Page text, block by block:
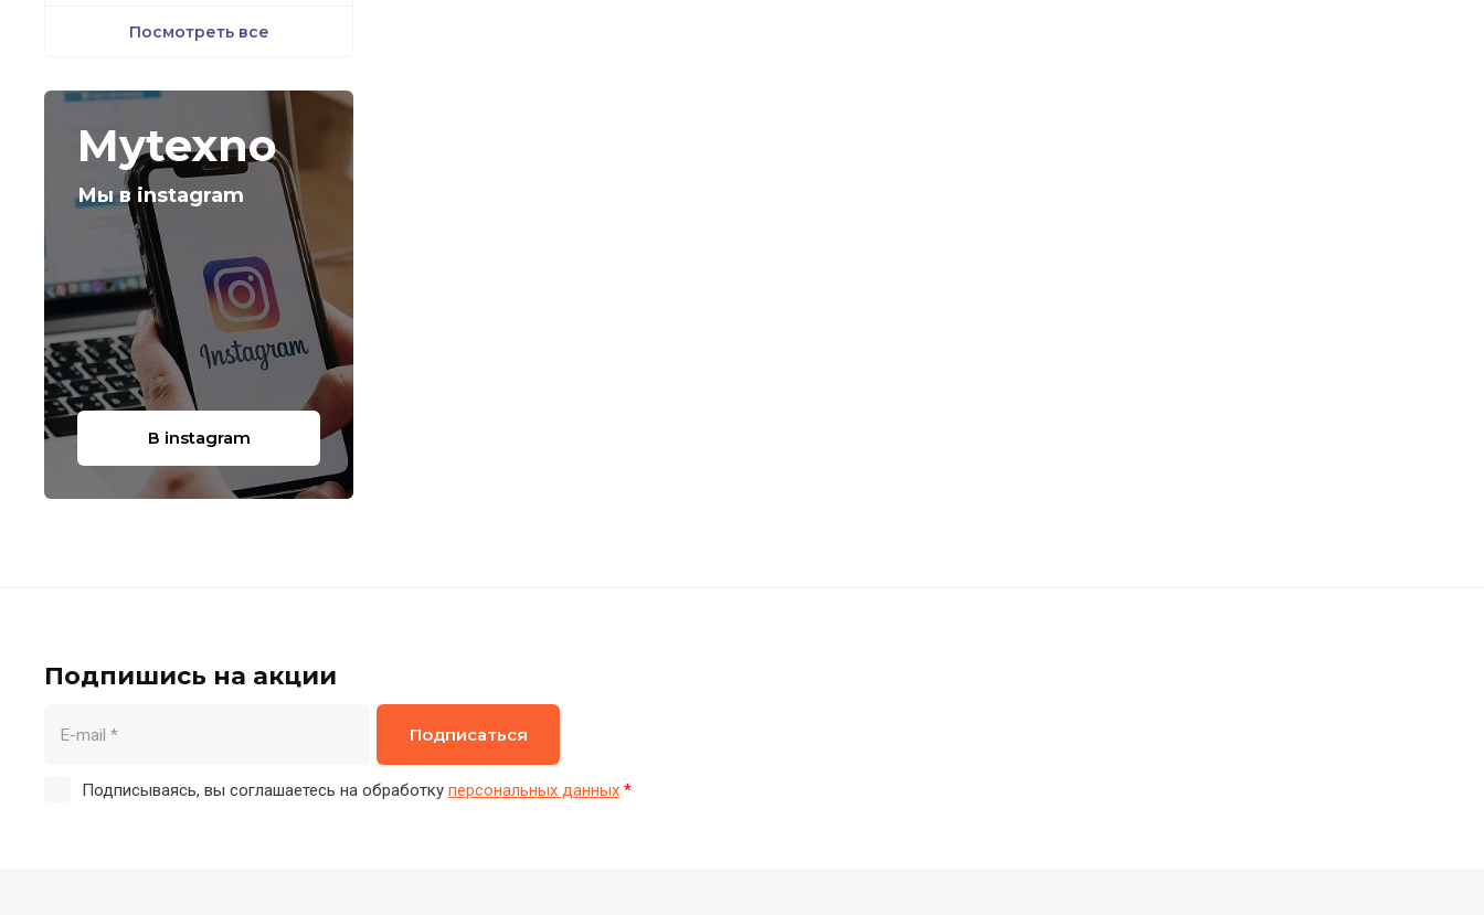
Посмотреть все
Mytexno
Мы в instagram
В instagram
Подпишись на акции
Подписываясь, вы соглашаетесь на обработку персональных данных *
Подписаться